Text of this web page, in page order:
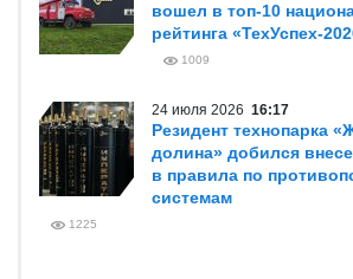
вошел в топ-10
рейтинга «ТехУспех-
1009
24 июля 2026 16:17
Резидент технопарка
долина» добился
в правила по
системам
1225